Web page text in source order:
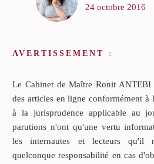
24 octobre 2016
AVERTISSEMENT
Le Cabinet de Maître Ronit ANTEBI
des articles en ligne conformément
à la jurisprudence applicable au
parutions n'ont qu'une vertu
les internautes et lecteurs qu'il
quelconque responsabilité en cas